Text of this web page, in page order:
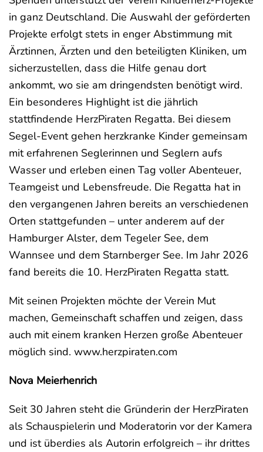
in ganz Deutschland. Die Auswahl der geförderten
Projekte erfolgt stets in enger Abstimmung mit
Ärztinnen, Ärzten und den beteiligten Kliniken, um
sicherzustellen, dass die Hilfe genau dort
ankommt, wo sie am dringendsten benötigt wird.
Ein besonderes Highlight ist die jährlich
stattfindende HerzPiraten Regatta. Bei diesem
Segel-Event gehen herzkranke Kinder gemeinsam
mit erfahrenen Seglerinnen und Seglern aufs
Wasser und erleben einen Tag voller Abenteuer,
Teamgeist und Lebensfreude. Die Regatta hat in
den vergangenen Jahren bereits an verschiedenen
Orten stattgefunden – unter anderem auf der
Hamburger Alster, dem Tegeler See, dem
Wannsee und dem Starnberger See. Im Jahr 2026
fand bereits die 10. HerzPiraten Regatta statt.
Mit seinen Projekten möchte der Verein Mut
machen, Gemeinschaft schaffen und zeigen, dass
auch mit einem kranken Herzen große Abenteuer
möglich sind. www.herzpiraten.com
Nova Meierhenrich
Seit 30 Jahren steht die Gründerin der HerzPiraten
als Schauspielerin und Moderatorin vor der Kamera
und ist überdies als Autorin erfolgreich – ihr drittes